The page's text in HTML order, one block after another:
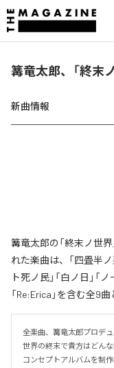
篝竜太郎、「終末
新曲情報
篝竜太郎の「終末ノ世
れた楽曲は、「四畳半ノ
ト死ノ民」「白ノ日」「
「Re:Erica」を含む全9曲
全楽曲、篝竜太郎プロデュ
世界の終末で貴方はどん
コンセプトアルバムを制作